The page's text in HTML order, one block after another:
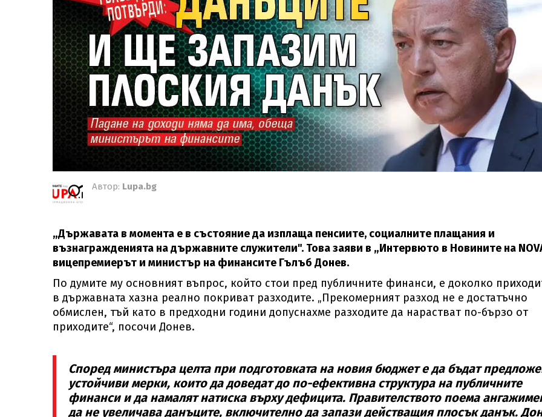
Автор: Lupa.bg
„Държавата в момента е в състояние да изплаща пенсиите, социалните плащания и
възнагражденията на държавните служители". Това заяви в „Интервюто в Новините на
вицепремиерът и министър на финансите Гълъб Донев.
По думите му основният въпрос, който стои пред публичните финанси, е доколко
в държавната хазна реално покриват разходите. „Прекомерният разход не е достатъчно
обмислен, тъй като в предходни години допуснахме разходите да нарастват по-бързо от
приходите“, посочи Донев.
Според министъра целта при подготовката на новия бюджет е да бъдат
устойчиви мерки, които да доведат до по-ефективна структура на публичните
финанси и да намалят натиска върху дефицита. Правителството поема
да не увеличава данъците, включително да запази действащия плосък данък.